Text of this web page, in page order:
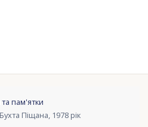
пам'ятки
Піщана, 1978 рік